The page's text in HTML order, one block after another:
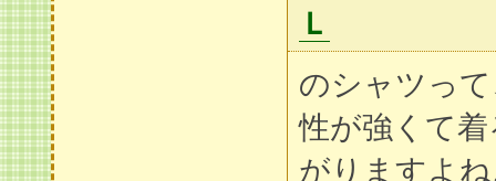
Ｌ
のシャツっ
性が強くて
がりますよ